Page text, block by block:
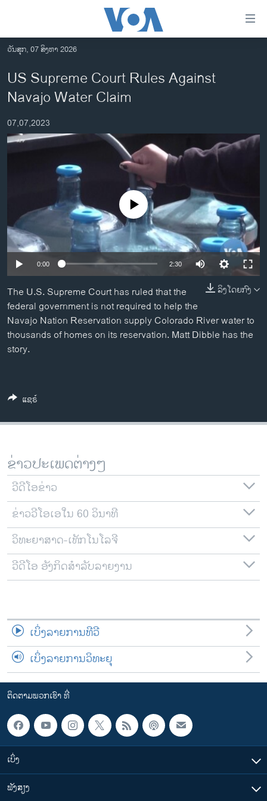
ເຂົ້າ
ຫາ
ຂ້າມ
ຂ້າມ
ໄປ
ຫາ
ຊອກ
ລາວ
ອາເມຣິກາ
ການເລືອກຕັ້ງ ປະທານາທີບໍດີ ສະຫະລັດ 2024
ຂ່າວ​ຈີນ
ອິດສະຫຼະພາບດ້ານການຂ່າວ
ຊີວິດຊາວລາວ
ຊຸມຊົນຊາວລາວ
ວິທະຍາສາດ-ເທັກໂນໂລຈີ
ທຸລະກິດ
ພາສາອັງກິດ
ວີດີໂອ
ລາຍງານ
ຕິດຕາມພວກເຮົາ ທີ່
ວັນສຸກ, 07 ສິງຫາ 2026
US Supreme Court Rules Against
Navajo Water Claim
07,07,2023
No media source currently available
0:00 2:30
ລິງໂດຍກົງ
The U.S. Supreme Court has ruled that the
federal government is not required to help the
Navajo Nation Reservation supply Colorado River water to
thousands of homes on its reservation. Matt Dibble has the
story.
ແຊຣ໌
ຂ່າວປະເພດຕ່າງໆ
ວີດີໂອຂ່າວ
ຂ່າວວີໂອເອໃນ 60 ວິນາທີ
ວິທະຍາສາດ-ເທັກໂນໂລຈີ
ວີດີໂອ ອັງກິດສຳລັບລາຍງານ
ເບິ່ງລາຍການທີວີ
ເບິ່ງລາຍການວິທະຍຸ
ຕິດຕາມພວກເຮົາ ທີ່
ເບິ່ງ
ຟັງສຽງ